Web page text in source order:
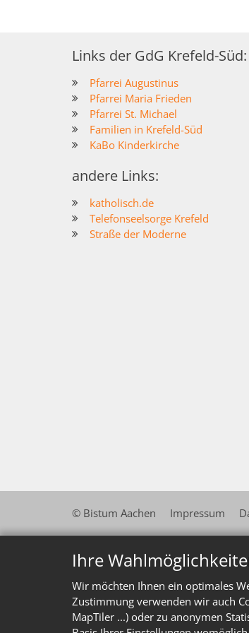
Ihre
Wir möchten Ihnen ein optimales
Zustimmung verwenden wir auch
MapTiler ...) oder zu anonymen
Links der GdG Krefeld-Süd:
Pfarrei Augustinus
Pfarrei Maria Frieden
Pfarrei St. Michael
Familien in Krefeld-Süd
KaBo Kinderkirche
andere Links:
katholisch.de
Telefonseelsorge Krefeld
Straße der Moderne
© Bistum Aachen Impressum